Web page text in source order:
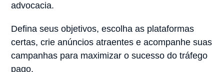
advocacia.
Defina seus objetivos, escolha as plataformas
certas, crie anúncios atraentes e acompanhe suas
campanhas para maximizar o sucesso do tráfego
pago.